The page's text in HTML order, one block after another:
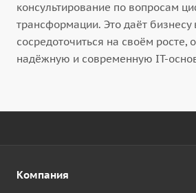
консультирование по вопросам
трансформации. Это даёт бизнесу
сосредоточиться на своём росте,
надёжную и современную IT-
Компания